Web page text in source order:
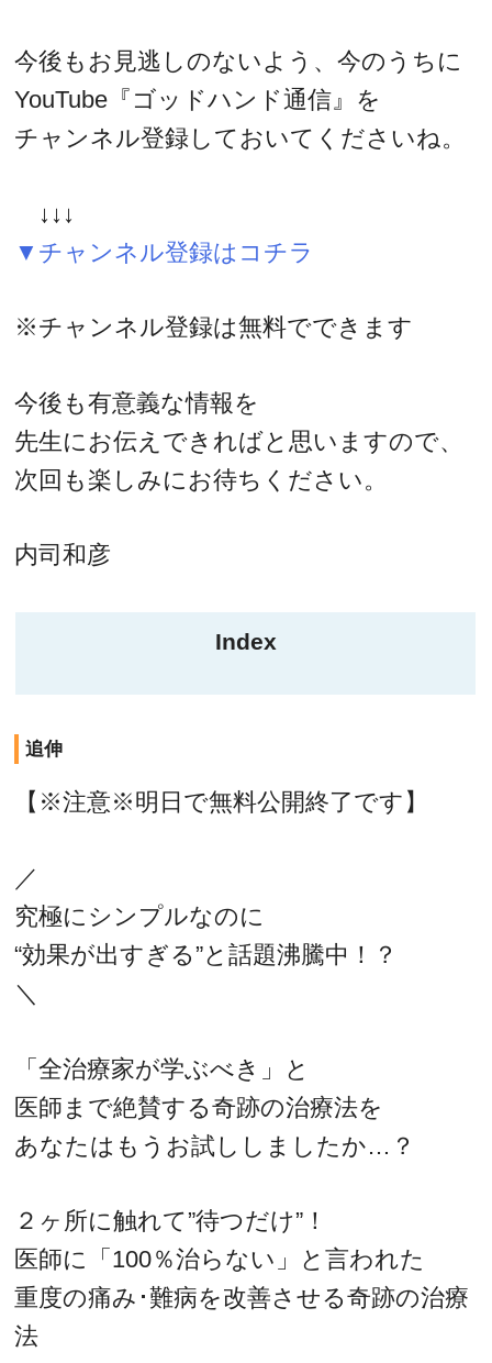
今後もお見逃しのないよう、今のうちに
YouTube『ゴッドハンド通信』を
チャンネル登録しておいてくださいね。
↓↓↓
▼チャンネル登録はコチラ
※チャンネル登録は無料でできます
今後も有意義な情報を
先生にお伝えできればと思いますので、
次回も楽しみにお待ちください。
内司和彦
Index
追伸
【※注意※明日で無料公開終了です】
／
究極にシンプルなのに
“効果が出すぎる”と話題沸騰中！？
＼
「全治療家が学ぶべき」と
医師まで絶賛する奇跡の治療法を
あなたはもうお試ししましたか…？
２ヶ所に触れて”待つだけ”！
医師に「100％治らない」と言われた
重度の痛み･難病を改善させる奇跡の治療
法